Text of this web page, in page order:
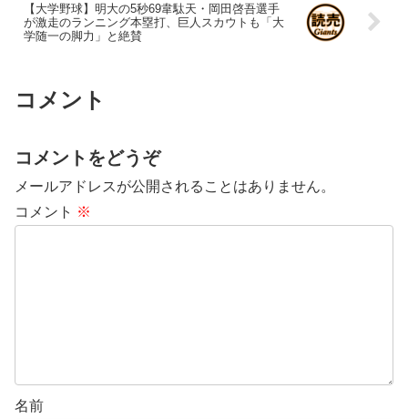
【大学野球】明大の5秒69韋駄天・岡田啓吾選手
が激走のランニング本塁打、巨人スカウトも「大
学随一の脚力」と絶賛
コメント
コメントをどうぞ
メールアドレスが公開されることはありません。
コメント ※
名前